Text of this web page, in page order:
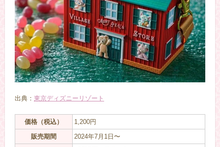
出典： 東京ディズニーリゾート
価格（税込）
1,200円
販売期間
2024年7月1日〜